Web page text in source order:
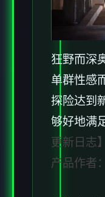
狂野而深
单群性感
探险达到
够好地满
更新日志
产品作者